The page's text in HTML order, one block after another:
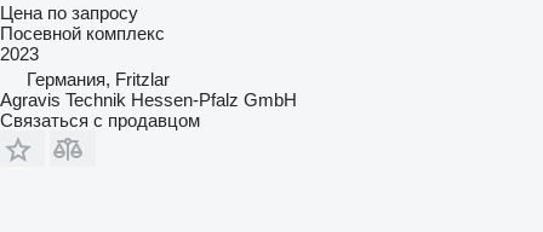
Цена по запросу
Посевной комплекс
2023
Германия, Fritzlar
Agravis Technik Hessen-Pfalz GmbH
Связаться с продавцом